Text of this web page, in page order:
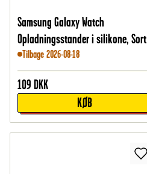
Samsung Galaxy Watch
Opladningsstander i silikone, Sort
Tilbage 2026-08-18
109 DKK
KØB